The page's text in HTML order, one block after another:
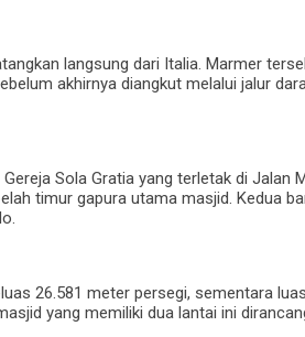
langsung dari Italia. Marmer
akhirnya diangkut melalui jalur
Sola Gratia yang terletak di Jalan
timur gapura utama masjid. Kedua
26.581 meter persegi, sementara
yang memiliki dua lantai ini